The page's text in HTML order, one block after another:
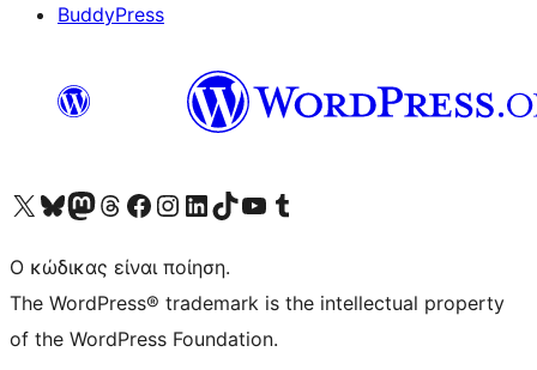
BuddyPress
Visit our X (formerly Twitter) account
Visit our Bluesky account
Επισκεφθείτε τον λογαριασμό μας στο Mastodon
Visit our Threads account
Επισκεφτείτε τη σελίδα μας στο Facebook
Επισκεφθείτε τον λογαριασμό μας Instagram
Επισκεφθείτε τον λογαριασμό μας LinkedIn
Visit our TikTok account
Visit our YouTube channel
Visit our Tumblr account
Ο κώδικας είναι ποίηση.
The WordPress® trademark is the intellectual property
of the WordPress Foundation.